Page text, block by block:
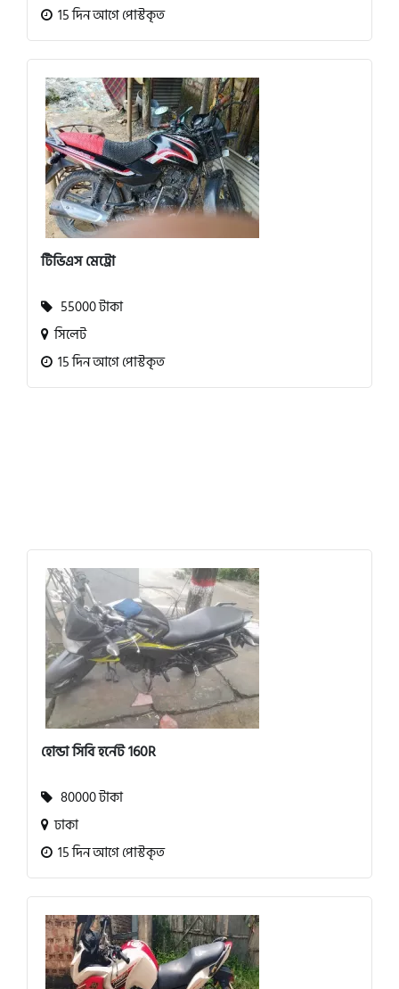
15 দিন আগে পোস্টকৃত
টিভিএস মেট্রো
55000 টাকা
সিলেট
15 দিন আগে পোস্টকৃত
হোন্ডা সিবি হর্নেট 160R
80000 টাকা
ঢাকা
15 দিন আগে পোস্টকৃত